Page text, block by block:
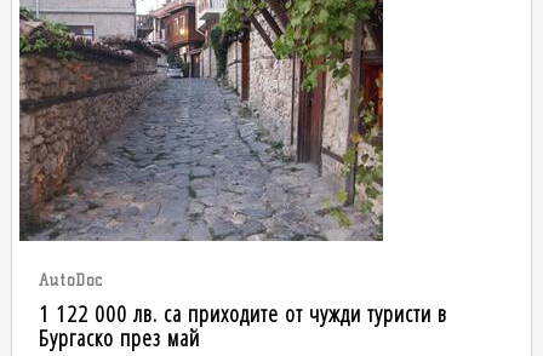
AutoDoc
1 122 000 лв. са приходите от чужди туристи в
Бургаско през май